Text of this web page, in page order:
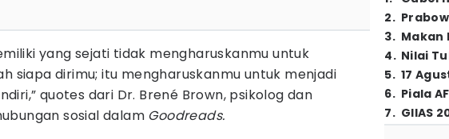
yang sejati tidak mengharuskanmu untuk
siapa dirimu; itu mengharuskanmu untuk menjadi
quotes dari Dr. Brené Brown, psikolog dan
sosial dalam Goodreads.
2.
3. Makan
4. Nilai
5. 17
6. Piala
7. GIIAS